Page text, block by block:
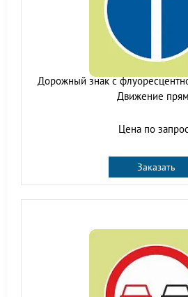
Дорожный знак с
Движение
Цена по
Заказать